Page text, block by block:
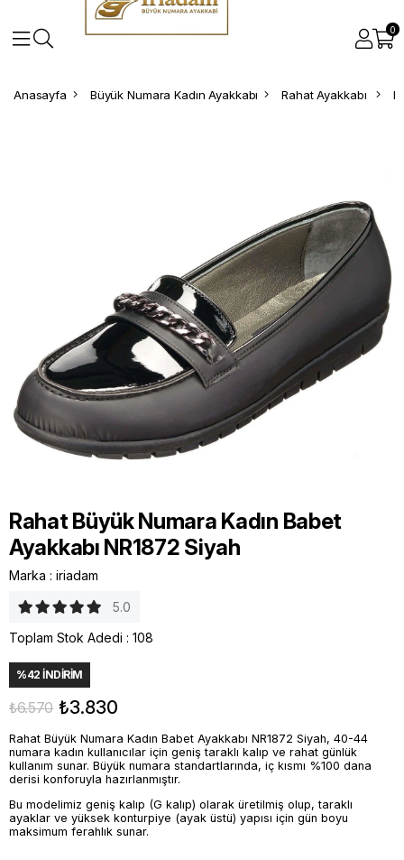
0
Anasayfa Büyük Numara Kadın Ayakkabı Rahat Ayakkabı
Rahat Büyük Numara Kadın Babet
Ayakkabı NR1872 Siyah
Marka : iriadam
5.0
Toplam Stok Adedi : 108
%42 İNDIRIM
₺6.570 ₺3.830
Rahat Büyük Numara Kadın Babet Ayakkabı NR1872 Siyah, 40-44
numara kadın kullanıcılar için geniş taraklı kalıp ve rahat günlük
kullanım sunar. Büyük numara standartlarında, iç kısmı %100 dana
derisi konforuyla hazırlanmıştır.
Bu modelimiz geniş kalıp (G kalıp) olarak üretilmiş olup, taraklı
ayaklar ve yüksek konturpiye (ayak üstü) yapısı için gün boyu
maksimum ferahlık sunar.